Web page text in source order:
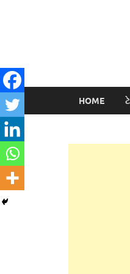
HOME